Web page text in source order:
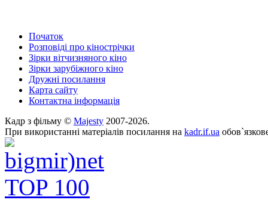
Початок
Розповіді про кінострічки
Зірки вітчизняного кіно
Зірки зарубіжного кіно
Дружні посилання
Карта сайту
Контактна інформація
Кадр з фільму © Majesty 2007-2026.
При використанні матеріалів посилання на kadr.if.ua